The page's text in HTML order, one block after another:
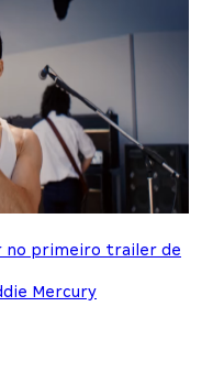
no primeiro trailer de
Mercury